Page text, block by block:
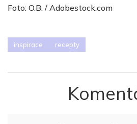
Foto: O.B. / Adobestock.com
inspirace recepty